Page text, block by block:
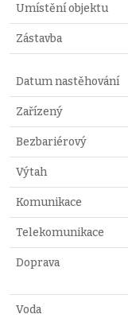
Umístění objektu
Zástavba
Datum nastěhování
Zařízený
Bezbariérový
Výtah
Komunikace
Telekomunikace
Doprava
Voda